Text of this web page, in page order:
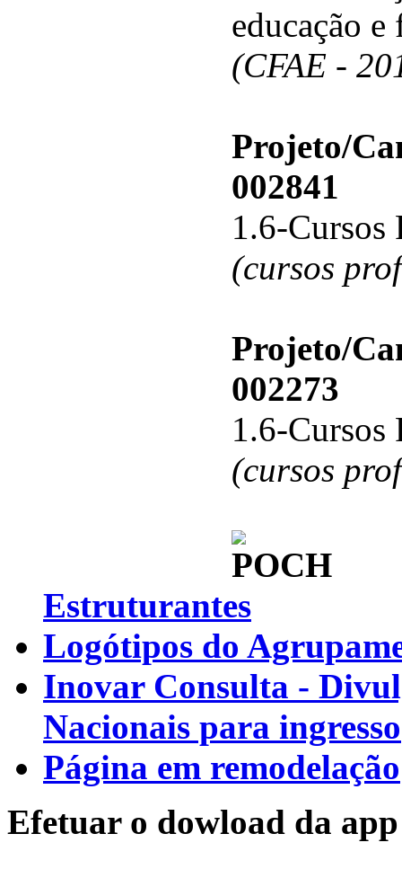
educação e
(CFAE -
Projeto/
002841
1.6-Cursos
(cursos
Projeto/
002273
1.6-Cursos
(cursos
Estruturantes
Logótipos do
Inovar Consulta -
Nacionais para ingresso
Página em remodelação
Efetuar o dowload da